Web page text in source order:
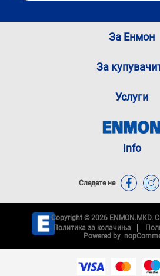
За Енмон
За
Услуги
Info
Следете не
Copyright © 2026 ENMON.MKD.
Политика за колачиња
Powered by